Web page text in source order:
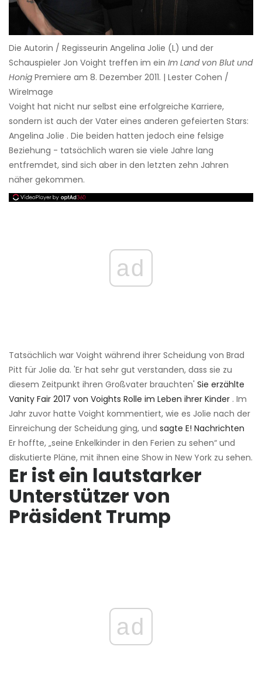
Die Autorin / Regisseurin Angelina Jolie (L) und der
Schauspieler Jon Voight treffen im ein Im Land von Blut und
Honig Premiere am 8. Dezember 2011. | Lester Cohen /
WireImage
Voight hat nicht nur selbst eine erfolgreiche Karriere,
sondern ist auch der Vater eines anderen gefeierten Stars:
Angelina Jolie . Die beiden hatten jedoch eine felsige
Beziehung - tatsächlich waren sie viele Jahre lang
entfremdet, sind sich aber in den letzten zehn Jahren
näher gekommen.
ad
Tatsächlich war Voight während ihrer Scheidung von Brad
Pitt für Jolie da. 'Er hat sehr gut verstanden, dass sie zu
diesem Zeitpunkt ihren Großvater brauchten' Sie erzählte
Vanity Fair 2017 von Voights Rolle im Leben ihrer Kinder . Im
Jahr zuvor hatte Voight kommentiert, wie es Jolie nach der
Einreichung der Scheidung ging, und sagte E! Nachrichten
Er hoffte, „seine Enkelkinder in den Ferien zu sehen“ und
diskutierte Pläne, mit ihnen eine Show in New York zu sehen.
Er ist ein lautstarker
Unterstützer von
Präsident Trump
ad